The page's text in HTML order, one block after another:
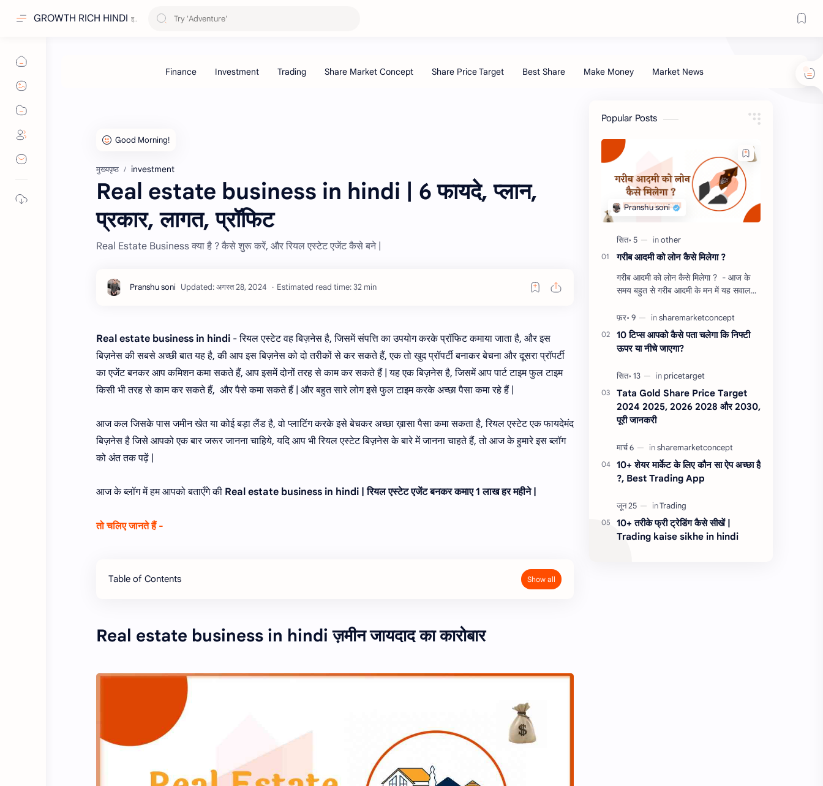
GROWTH RICH HINDI
मुख्यपृष्ठ investment
Real estate business in hindi | 6 फायदे, प्लान,
प्रकार, लागत, प्रॉफिट
Real Estate Business क्या है ? कैसे शुरू करें, और रियल एस्टेट एजेंट कैसे बने |
Estimated read time: 32 min
Real estate business in hindi - रियल एस्टेट वह बिज़नेस है, जिसमें संपत्ति का उपयोग करके प्रॉफिट कमाया जाता है, और इस
बिज़नेस की सबसे अच्छी बात यह है, की आप इस बिज़नेस को दो तरीकों से कर सकते हैं, एक तो खुद प्रॉपर्टी बनाकर बेचना और दूसरा प्रॉपर्टी
का एजेंट बनकर आप कमिशन कमा सकते हैं, आप इसमें दोनों तरह से काम कर सकते हैं | यह एक बिज़नेस है, जिसमें आप पार्ट टाइम फुल टाइम
किसी भी तरह से काम कर सकते हैं, और पैसे कमा सकते हैं | और बहुत सारे लोग इसे फुल टाइम करके अच्छा पैसा कमा रहे हैं |
आज कल जिसके पास जमीन खेत या कोई बड़ा लैंड है, वो प्लाटिंग करके इसे बेचकर अच्छा ख़ासा पैसा कमा सकता है, रियल एस्टेट एक फायदेमंद
बिज़नेस है जिसे आपको एक बार जरूर जानना चाहिये, यदि आप भी रियल एस्टेट बिज़नेस के बारे में जानना चाहते हैं, तो आज के हुमारे इस ब्लॉग
को अंत तक पढ़ें |
आज के ब्लॉग में हम आपको बताएँगे की Real estate business in hindi | रियल एस्टेट एजेंट बनकर कमाए 1 लाख हर महीने |
तो चलिए जानते हैं -
Table of Contents
Real estate business in hindi ज़मीन जायदाद का कारोबार
Popular Posts
गरीब आदमी को लोन कैसे मिलेगा ?
गरीब आदमी को लोन कैसे मिलेगा ? - आज के
समय बहुत से गरीब आदमी के मन में यह सवाल
को लोन कैसे मिलता है ?…
10 टिप्स आपको कैसे पता चलेगा कि निफ्टी
ऊपर या नीचे जाएगा?
Tata Gold Share Price Target
2024 2025, 2026 2028 और 2030,
पूरी जानकरी
10+ शेयर मार्केट के लिए कौन सा ऐप अच्छा है
?, Best Trading App
10+ तरीके फ्री ट्रेडिंग कैसे सीखें |
Trading kaise sikhe in hindi